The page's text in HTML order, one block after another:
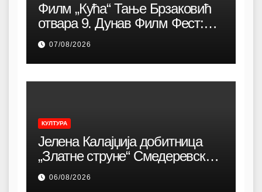
Филм „Кућа“ Тање Брзаковић
отвара 9. Дунав Филм Фест:
Снажна породична драма о
идентитету, коренима и борби
за очување заједнице
07/08/2026
КУЛТУРА
Јелена Калајџија добитница
„Златне струне“ Смедеревске
песничке јесени
06/08/2026